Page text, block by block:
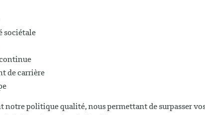
sociétale
de carrière
notre politique qualité, nous permettant de surpasser